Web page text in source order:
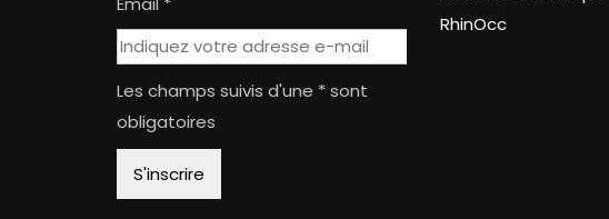
Les champs suivis d'une * sont
obligatoires
RhinOcc